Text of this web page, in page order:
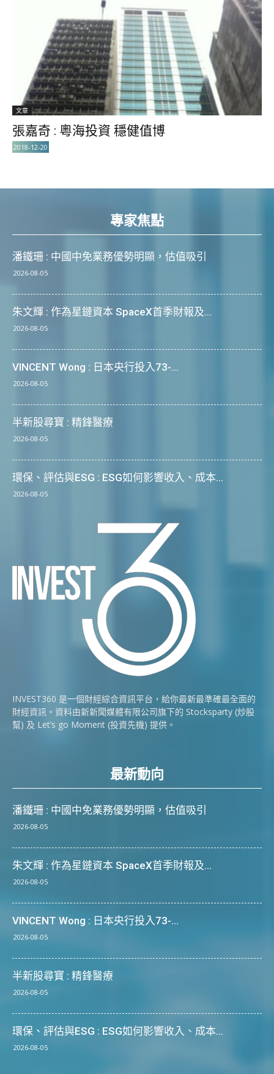
文章
張嘉奇 : 粵海投資 穩健值博
2018-12-20
專家焦點
潘鐵珊 : 中國中免業務優勢明顯，估值吸引
2026-08-05
朱文輝 : 作為星鏈資本 SpaceX首季財報及...
2026-08-05
VINCENT Wong : 日本央行投入73-...
2026-08-05
半新股尋寶 : 精鋒醫療
2026-08-05
環保、評估與ESG : ESG如何影響收入、成本...
2026-08-05
INVEST360 是一個財經綜合資訊平台，給你最新最準確最全面的
財經資訊。資料由新新聞媒體有限公司旗下的 Stocksparty (炒股
幫) 及 Let’s go Moment (投資先機) 提供。
最新動向
潘鐵珊 : 中國中免業務優勢明顯，估值吸引
2026-08-05
朱文輝 : 作為星鏈資本 SpaceX首季財報及...
2026-08-05
VINCENT Wong : 日本央行投入73-...
2026-08-05
半新股尋寶 : 精鋒醫療
2026-08-05
環保、評估與ESG : ESG如何影響收入、成本...
2026-08-05